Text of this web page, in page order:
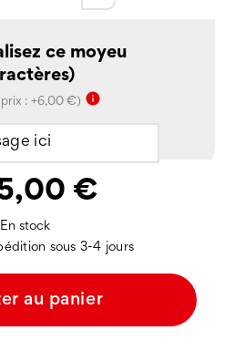
ce moyeu
prix : +6,00 €) info
€
En stock
sous 3-4 jours
au panier